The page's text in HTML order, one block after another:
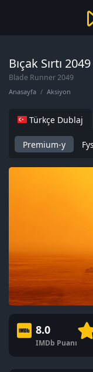
Bıçak Sırtı
Blade Runner 2049
Anasayfa Aksiyon
Türkçe Dublaj
Premium-y
8.0
IMDb Puanı